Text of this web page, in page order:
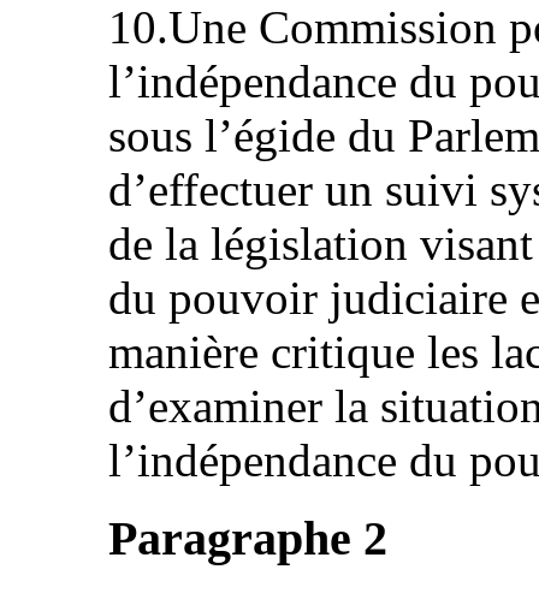
10.Une Commission
l’indépendance du
sous l’égide du
d’effectuer un suivi
de la législation
du pouvoir judiciaire
manière critique les
d’examiner la
l’indépendance du
Paragraphe 2